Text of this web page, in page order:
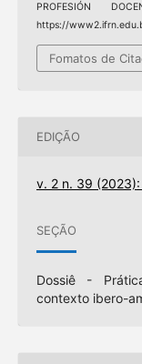
PROFESIÓN
https://
Fomatos de
EDIÇÃO
v. 2 n. 39
SEÇÃO
Dossiê -
contexto ibero-